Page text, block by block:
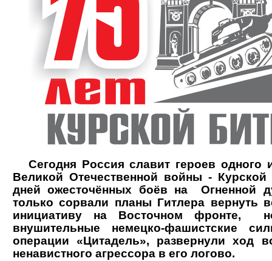
Сегодня Россия славит героев одного
Великой Отечественной войны -
дней ожесточённых боёв на Огненной
только сорвали планы Гитлера вернуть
инициативу на Восточном фронте,
внушительные немецко-фашистские
операции «Цитадель», развернули ход
ненавистного агрессора в его логово.